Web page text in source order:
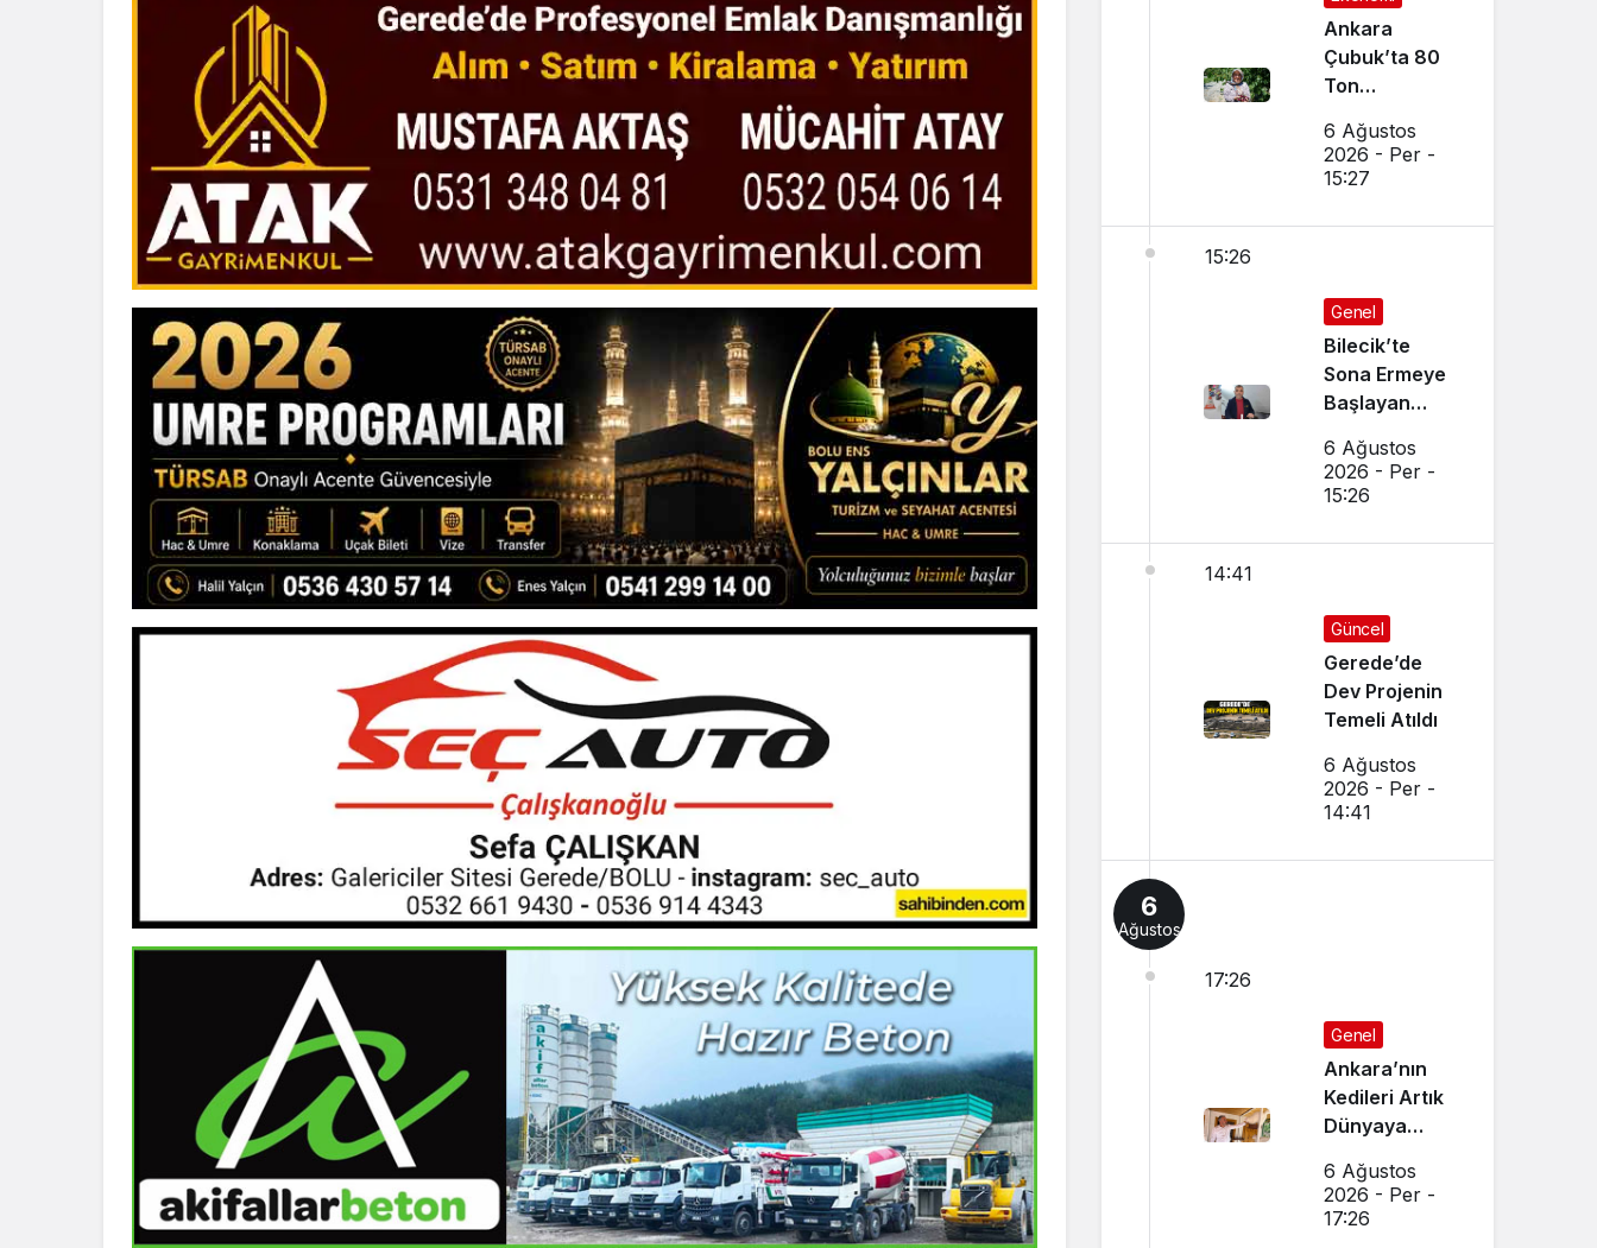
Ankara
Çubuk’ta 80
Ton
6 Ağustos
2026 - Per -
15:27
15:26
Genel
Bilecik’te
Sona Ermeye
Başlayan
Sürdürüyor
6 Ağustos
2026 - Per -
15:26
14:41
Güncel
Gerede’de
Dev Projenin
Temeli Atıldı
6 Ağustos
2026 - Per -
14:41
6
Ağustos
17:26
Genel
Ankara’nın
Kedileri Artık
Dünyaya
Tanıtılıyor
6 Ağustos
2026 - Per -
17:26